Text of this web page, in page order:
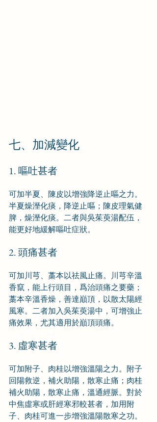
七、加減變化
1. 嘔吐甚者
可加半夏、陳皮以增強降逆止嘔之力。
半夏燥溼化痰，降逆止嘔；陳皮理氣健
脾，燥溼化痰。二者與吳茱萸湯配伍，
能更好地緩解嘔吐症狀。
2. 頭痛甚者
可加川芎、藁本以祛風止痛。川芎辛溫
香竄，能上行頭目，爲治頭痛之要藥；
藁本辛溫香燥，善達巔頂，以散太陽經
風寒。二者加入吳茱萸湯中，可增強止
痛效果，尤其適用於巔頂頭痛。
3. 虛寒甚者
可加附子、肉桂以增強溫陽之力。附子
回陽救逆，補火助陽，散寒止痛；肉桂
補火助陽，散寒止痛，溫通經脈。對於
中焦虛寒或肝經寒邪較甚者，加用附
子、肉桂可進一步增強溫陽散寒之功。